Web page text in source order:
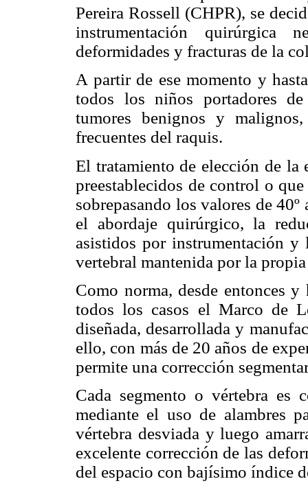
Pereira Rossell (CHPR), se
instrumentación quirúrgica
deformidades y fracturas de la
A partir de ese momento y
todos los niños portadores
tumores benignos y
frecuentes del raquis.
El tratamiento de elección de la
preestablecidos de control o
sobrepasando los valores de 40º
el abordaje quirúrgico, la
asistidos por instrumentación y
vertebral mantenida por la
Como norma, desde entonces
todos los casos el Marco de
diseñada, desarrollada y
ello, con más de 20 años de
permite una corrección
Cada segmento o vértebra es
mediante el uso de alambres
vértebra desviada y luego
excelente corrección de las
del espacio con bajísimo índice